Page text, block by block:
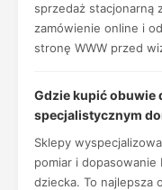
sprzedaż stacjonarną
zamówienie online i
stronę WWW przed
Gdzie kupić obuwie
specjalistycznym
Sklepy
pomiar i
dziecka. To najlepsza